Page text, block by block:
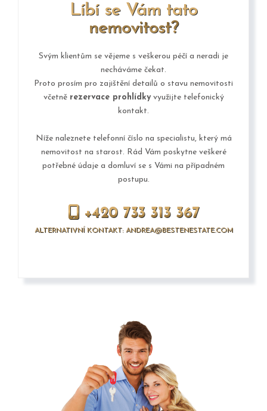
Líbí se Vám tato
nemovitost?
Svým klientům se vějeme s veškerou péčí a neradi je
necháváme čekat.
Proto prosím pro zajištění detailů o stavu nemovitosti
včetně rezervace prohlídkyvyužijte telefonický
kontakt.
Níže naleznete telefonní číslo na specialistu, který má
nemovitost na starost. Rád Vám poskytne veškeré
potřebné údaje a domluví se s Vámi na případném
postupu.
+420 733 313 367
ALTERNATIVNÍ KONTAKT: ANDREA@BESTENESTATE.COM